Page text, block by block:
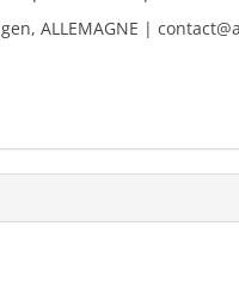
ALLEMAGNE |